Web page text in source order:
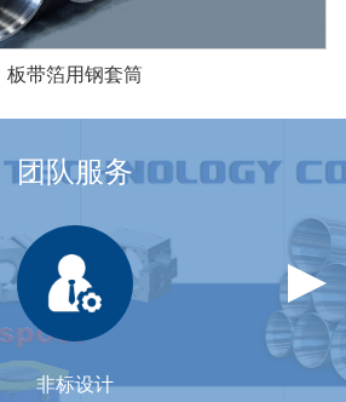
板带箔用钢套筒
团队服务
非标设计